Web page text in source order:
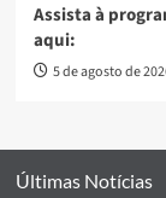
Assista à
aqui:
5 de agosto de
Últimas Notícias